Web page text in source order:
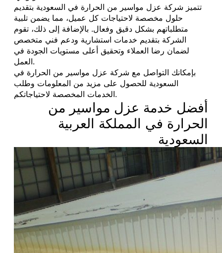
تتميز شركة عزل مواسير من الحرارة في السعودية بتقديم
حلول مخصصة لاحتياجات كل عميل، مما يضمن تلبية
متطلباتهم بشكل دقيق وفعال. بالإضافة إلى ذلك، تقوم
الشركة بتقديم خدمات استشارية ودعم فني متخصص
لضمان رضا العملاء وتحقيق أعلى مستويات الجودة في
العمل.
بإمكانك التواصل مع شركة عزل مواسير من الحرارة في
السعودية للحصول على مزيد من المعلومات وطلب
الخدمات المخصصة لاحتياجاتكم.
أفضل خدمة عزل مواسير من
الحرارة في المملكة العربية
السعودية